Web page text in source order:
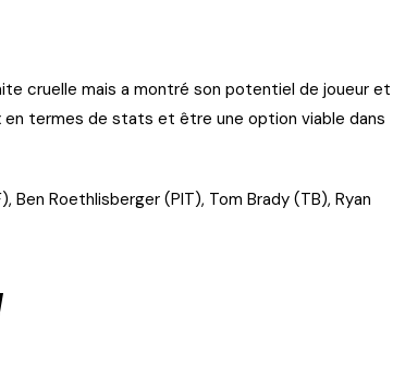
cruelle mais a montré son potentiel de joueur et
en termes de stats et être une option viable dans
Ben Roethlisberger (PIT), Tom Brady (TB), Ryan